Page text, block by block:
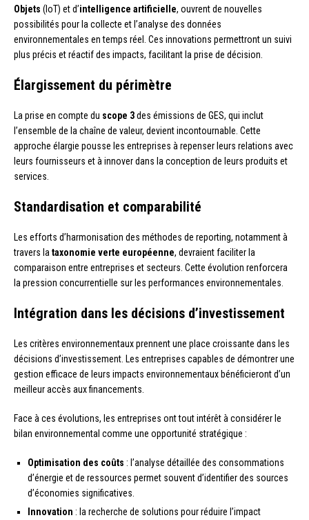
Objets (IoT) et d’intelligence artificielle, ouvrent de nouvelles
possibilités pour la collecte et l’analyse des données
environnementales en temps réel. Ces innovations permettront un suivi
plus précis et réactif des impacts, facilitant la prise de décision.
Élargissement du périmètre
La prise en compte du scope 3des émissions de GES, qui inclut
l’ensemble de la chaîne de valeur, devient incontournable. Cette
approche élargie pousse les entreprises à repenser leurs relations avec
leurs fournisseurs et à innover dans la conception de leurs produits et
services.
Standardisation et comparabilité
Les efforts d’harmonisation des méthodes de reporting, notamment à
travers la taxonomie verte européenne, devraient faciliter la
comparaison entre entreprises et secteurs. Cette évolution renforcera
la pression concurrentielle sur les performances environnementales.
Intégration dans les décisions d’investissement
Les critères environnementaux prennent une place croissante dans les
décisions d’investissement. Les entreprises capables de démontrer une
gestion efficace de leurs impacts environnementaux bénéficieront d’un
meilleur accès aux financements.
Face à ces évolutions, les entreprises ont tout intérêt à considérer le
bilan environnemental comme une opportunité stratégique :
Optimisation des coûts : l’analyse détaillée des consommations
d’énergie et de ressources permet souvent d’identifier des sources
d’économies significatives.
Innovation : la recherche de solutions pour réduire l’impact